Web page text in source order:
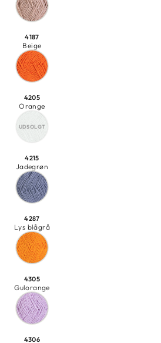
4187
Beige
4205
Orange
4215
Jadegrøn
4287
Lys blågrå
4305
Gulorange
4306